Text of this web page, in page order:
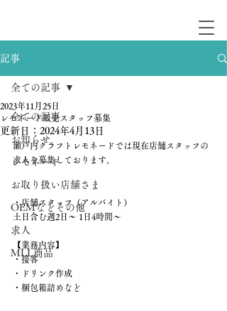
記事
全ての記事
お知らせ
レモネード
お取り扱い店舗さま
OEMなどその他
求人
MLL商品
全ての記事
レモネード販売スタッフ募集
2023年11月25日
更新日： 2024年4月13日
瀬戸内クラフトレモネードでは現在店舗スタッフの
求人を募集しております。
・店舗スタッフ（アルバイト）
土日含む週2日〜 1日4時間〜
【業務内容】
・接客
・ドリンク作成
・梱包箱詰めなど